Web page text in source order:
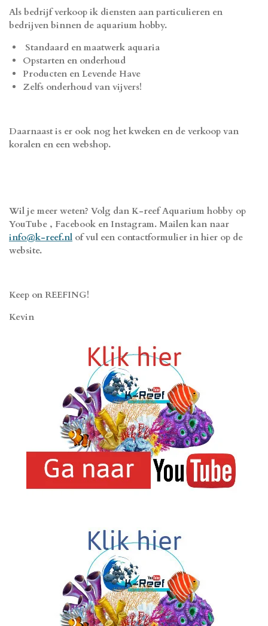
Als bedrijf verkoop ik diensten aan particulieren en
bedrijven binnen de aquarium hobby.
Standaard en maatwerk aquaria
Opstarten en onderhoud
Producten en Levende Have
Zelfs onderhoud van vijvers!
Daarnaast is er ook nog het kweken en de verkoop van
koralen en een webshop.
Wil je meer weten? Volg dan K-reef Aquarium hobby op
YouTube , Facebook en Instagram. Mailen kan naar
info@k-reef.nl of vul een contactformulier in hier op de
website.
Keep on REEFING!
Kevin